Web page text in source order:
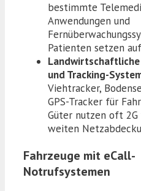
bestimmte
Anwendungen und
Patienten setzen
Landwirtschaftliche
und Tracking-
Viehtracker,
GPS-Tracker für
Güter nutzen oft
weiten
Fahrzeuge mit eCall-
Notrufsystemen